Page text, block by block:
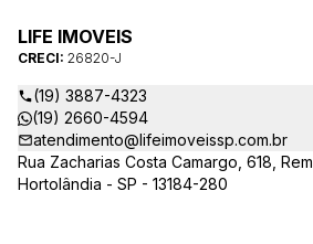
as suas dúvidas sobre casas,
comerciais e outros produtos imobiliários.
LIFE IMOVEIS
CRECI: 26820-J
(19) 3887-4323
(19) 2660-4594
atendimento@lifeimoveissp.com.br
Rua Zacharias Costa Camargo, 618,
Hortolândia - SP - 13184-280